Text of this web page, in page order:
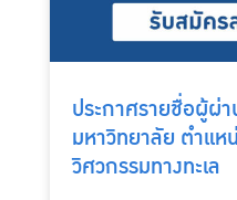
ประกาศรายชื่อผู้ผ่
มหาวิทยาลัย ตำแห
วิศวกรรมทางทะเล